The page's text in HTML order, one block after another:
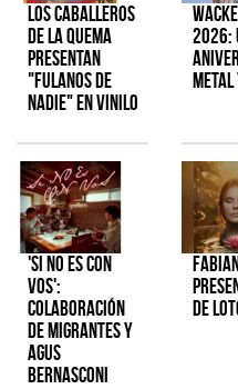
Los Caballeros
de la Quema
presentan
"Fulanos de
Nadie" en vinilo
2026:
metal
'Si No Es Con
Vos':
colaboración
de Migrantes y
Agus
Bernasconi
de